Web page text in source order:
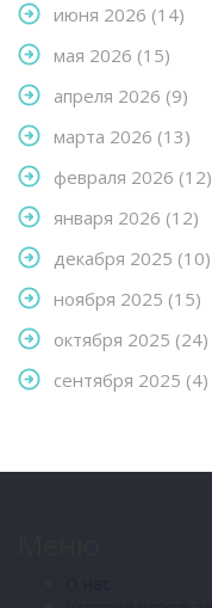
июня 2026 (14)
мая 2026 (15)
апреля 2026 (9)
марта 2026 (13)
февраля 2026 (12)
января 2026 (12)
декабря 2025 (10)
ноября 2025 (15)
октября 2025 (24)
сентября 2025 (4)